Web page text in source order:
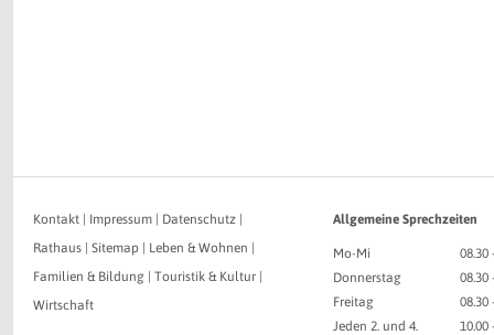
Kontakt Impressum Datenschutz
Rathaus
Sitemap Leben & Wohnen
Familien & Bildung
Touristik & Kultur
Wirtschaft
Allgemeine Sprechzeiten
Mo-Mi
08.30
Donnerstag
08.30
Freitag
08.30
Jeden 2. und 4.